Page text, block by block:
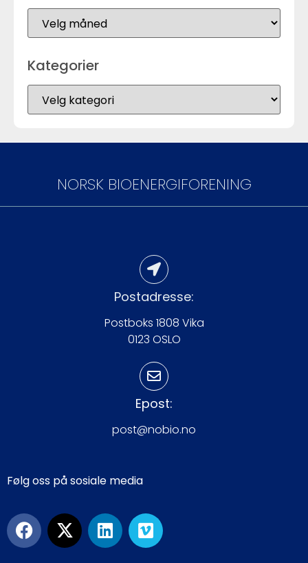
Kategorier
NORSK BIOENERGIFORENING
Postadresse:
Postboks 1808 Vika
0123 OSLO
Epost:
post@nobio.no
Følg oss på sosiale media